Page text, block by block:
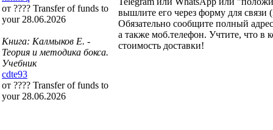
от ???? Transfer of funds to
your 28.06.2026
Книга: Калмыков Е. -
Теория и методика бокса.
Учебник
cdte93
от ???? Transfer of funds to
your 28.06.2026
вышлите его через форму для связи
Обязательно сообщите полный
а также моб.телефон. Учтите, что в
стоимость доставки!